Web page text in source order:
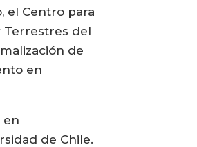
el Centro para
Terrestres del
de
en
en
de Chile.